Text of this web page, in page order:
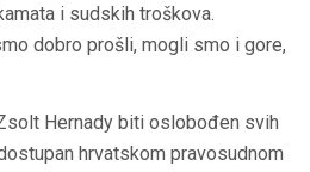
i sudskih troškova.
dobro prošli, mogli smo i gore,
Hernady biti oslobođen svih
hrvatskom pravosudnom